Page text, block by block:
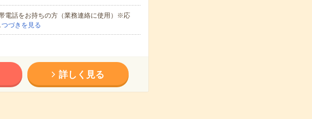
話をお持ちの方（業務連絡に使用）※応
つづきを見る
詳しく見る